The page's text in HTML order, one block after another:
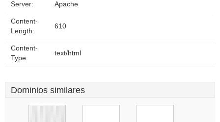
Server: Apache
Content-
Length:
610
Content-
Type:
text/html
Dominios similares